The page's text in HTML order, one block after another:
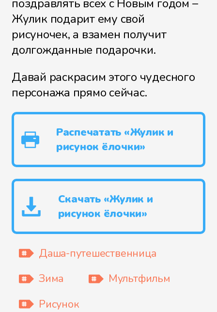
поздравлять всех с Новым годом –
Жулик подарит ему свой
рисуночек, а взамен получит
долгожданные подарочки.
Давай раскрасим этого чудесного
персонажа прямо сейчас.
Распечатать «Жулик и
рисунок ёлочки»
Скачать «Жулик и
рисунок ёлочки»
Даша-путешественница
Зима
Мультфильм
Рисунок